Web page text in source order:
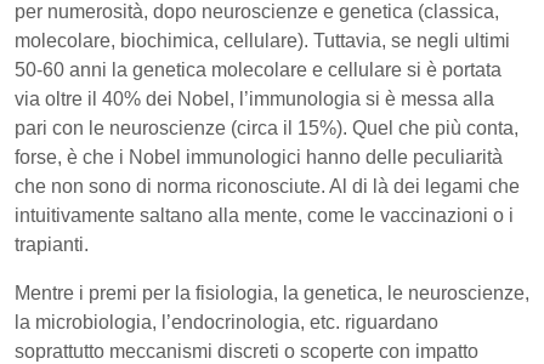
per numerosità, dopo neuroscienze e genetica (classica,
molecolare, biochimica, cellulare). Tuttavia, se negli ultimi
50-60 anni la genetica molecolare e cellulare si è portata
via oltre il 40% dei Nobel, l’immunologia si è messa alla
pari con le neuroscienze (circa il 15%). Quel che più conta,
forse, è che i Nobel immunologici hanno delle peculiarità
che non sono di norma riconosciute. Al di là dei legami che
intuitivamente saltano alla mente, come le vaccinazioni o i
trapianti.
Mentre i premi per la fisiologia, la genetica, le neuroscienze,
la microbiologia, l’endocrinologia, etc. riguardano
soprattutto meccanismi discreti o scoperte con impatto